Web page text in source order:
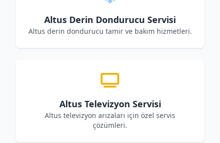
Altus Derin Dondurucu Servisi
Altus derin dondurucu tamir ve bakım hizmetleri.
Altus Televizyon Servisi
Altus televizyon arızaları için özel servis
çözümleri.